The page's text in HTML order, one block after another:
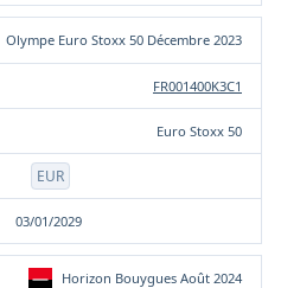
Olympe Euro Stoxx 50 Décembre 2023
FR001400K3C1
Euro Stoxx 50
EUR
03/01/2029
Horizon Bouygues Août 2024